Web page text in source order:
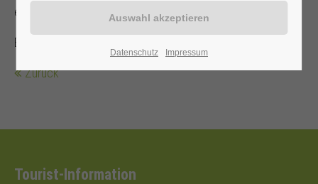
ein Kissen, eine Decke und dicke Socken mitbringen.
Beitrag: 6,00 € mit Kur-/ Einwohnerkarte, ohne 9,00 €
Zurück
Tourist-Information
Datenschutz Impressum